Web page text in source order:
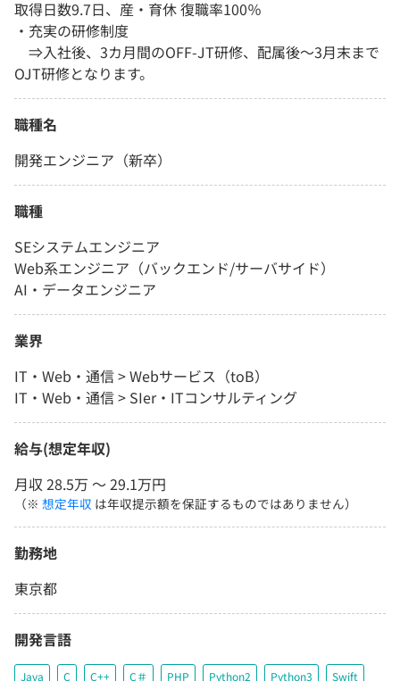
取得日数9.7日、産・育休 復職率100％
・充実の研修制度
⇒入社後、3カ月間のOFF-JT研修、配属後～3月末まで
OJT研修となります。
職種名
開発エンジニア（新卒）
職種
SEシステムエンジニア
Web系エンジニア（バックエンド/サーバサイド）
AI・データエンジニア
業界
IT・Web・通信 > Webサービス（toB）
IT・Web・通信 > SIer・ITコンサルティング
給与(想定年収)
月収 28.5万 〜 29.1万円
（※ 想定年収 は年収提示額を保証するものではありません）
勤務地
東京都
開発言語
Java C C++ C＃ PHP Python2 Python3 Swift